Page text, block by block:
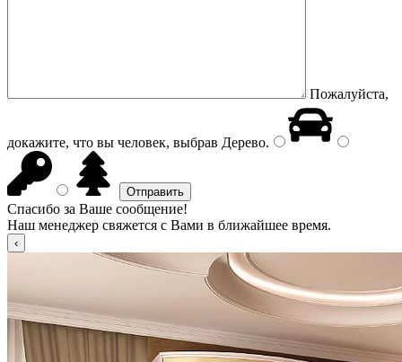
Пожалуйста,
докажите, что вы человек, выбрав Дерево.
Спасибо за Ваше сообщение!
Наш менеджер свяжется с Вами в ближайшее время.